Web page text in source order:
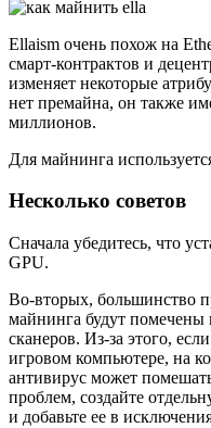
Ellaism очень похож на
смарт-контрактов и
изменяет некоторые
нет премайна, он также
миллионов.
Для майнинга
Несколько советов
Сначала убедитесь, что
GPU.
Во-вторых, большинство
майнинга будут помечены
сканеров. Из-за этого,
игровом компьютере, на
антивирус может
проблем, создайте
и добавьте ее в